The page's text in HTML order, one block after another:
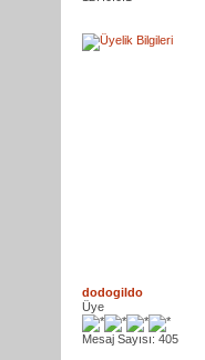
dodogildo
Üye
Mesaj Sayısı: 405